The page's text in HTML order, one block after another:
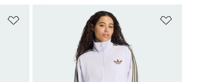
Přidat do seznamu přání